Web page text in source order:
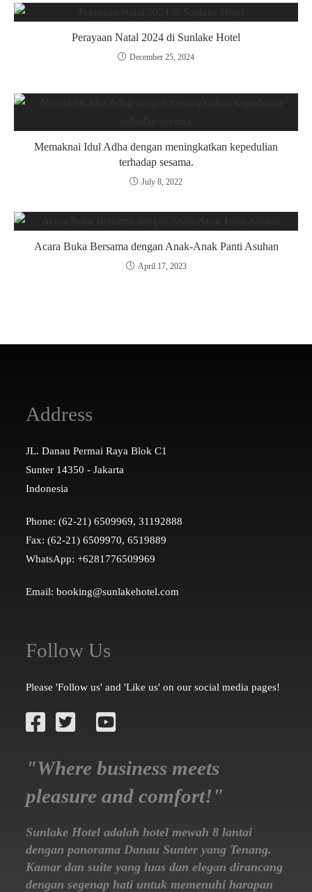
Perayaan Natal 2024 di Sunlake Hotel
December 25, 2024
Memaknai Idul Adha dengan meningkatkan kepedulian
terhadap sesama.
July 8, 2022
Acara Buka Bersama dengan Anak-Anak Panti Asuhan
April 17, 2023
Address
JL. Danau Permai Raya Blok C1
Sunter 14350 - Jakarta
Indonesia
Phone: (62-21) 6509969, 31192888
Fax: (62-21) 6509970, 6519889
WhatsApp: +6281776509969
Email: booking@sunlakehotel.com
Follow Us
Please 'Follow us' and 'Like us' on our social media pages!
"Where business meets
pleasure and comfort!"
Sunlake Hotel adalah hotel mewah 8 lantai
dengan panorama Danau Sunter yang Tenang.
Kamar dan suite yang luas dan elegan dirancang
dengan segenap hati untuk memenuhi harapan